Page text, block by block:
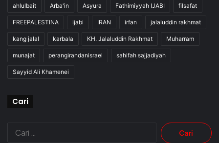
ahlulbait Arba'in Asyura Fathimiyyah IJABI filsafat
FREEPALESTINA ijabi IRAN irfan jalaluddin rakhmat
kang jalal karbala KH. Jalaluddin Rakhmat Muharram
munajat perangirandanisrael sahifah sajjadiyah
Sayyid Ali Khamenei
Cari
Cari
untuk: